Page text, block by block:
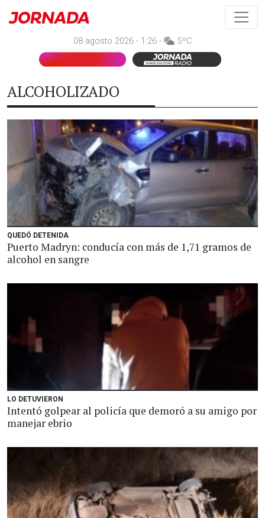
08 agosto 2026 - 1:26 - 5ºC
ALCOHOLIZADO
QUEDÓ DETENIDA
Puerto Madryn: conducía con más de 1,71 gramos de
alcohol en sangre
LO DETUVIERON
Intentó golpear al policía que demoró a su amigo por
manejar ebrio